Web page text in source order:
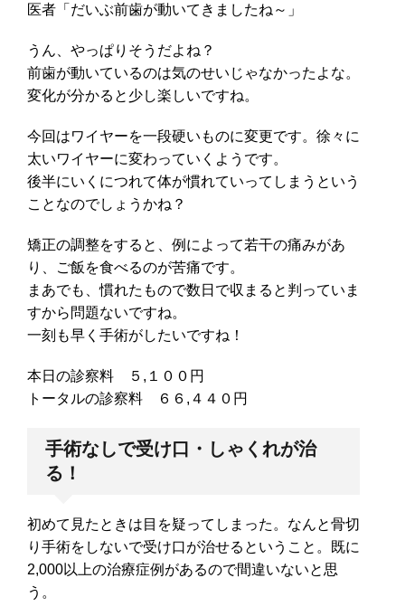
医者「だいぶ前歯が動いてきましたね～」
うん、やっぱりそうだよね？
前歯が動いているのは気のせいじゃなかったよな。
変化が分かると少し楽しいですね。
今回はワイヤーを一段硬いものに変更です。徐々に
太いワイヤーに変わっていくようです。
後半にいくにつれて体が慣れていってしまうという
ことなのでしょうかね？
矯正の調整をすると、例によって若干の痛みがあ
り、ご飯を食べるのが苦痛です。
まあでも、慣れたもので数日で収まると判っていま
すから問題ないですね。
一刻も早く手術がしたいですね！
本日の診察料 ５,１００円
トータルの診察料 ６６,４４０円
手術なしで受け口・しゃくれが治
る！
初めて見たときは目を疑ってしまった。なんと骨切
り手術をしないで受け口が治せるということ。既に
2,000以上の治療症例があるので間違いないと思
う。